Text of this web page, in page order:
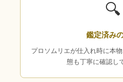
🔍
鑑定済み
プロソムリエが仕入れ時に本
態も丁寧に確認し